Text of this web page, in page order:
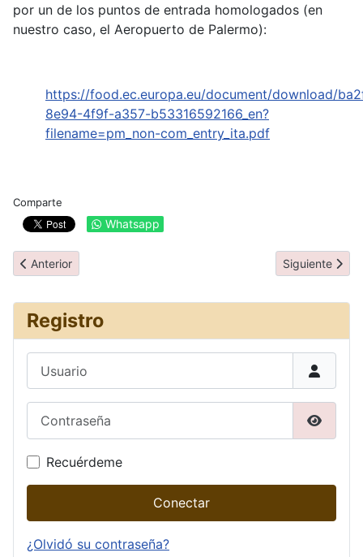
por un de los puntos de entrada homologados (en
nuestro caso, el Aeropuerto de Palermo):
https://food.ec.europa.eu/document/download/
8e94-4f9f-a357-b53316592166_en?
filename=pm_non-com_entry_ita.pdf
Comparte
Whatsapp
Artículo anterior: Información general
Anterior Artículo
Siguiente
Registro
Recuérdeme
Conectar
¿Olvidó su contraseña?